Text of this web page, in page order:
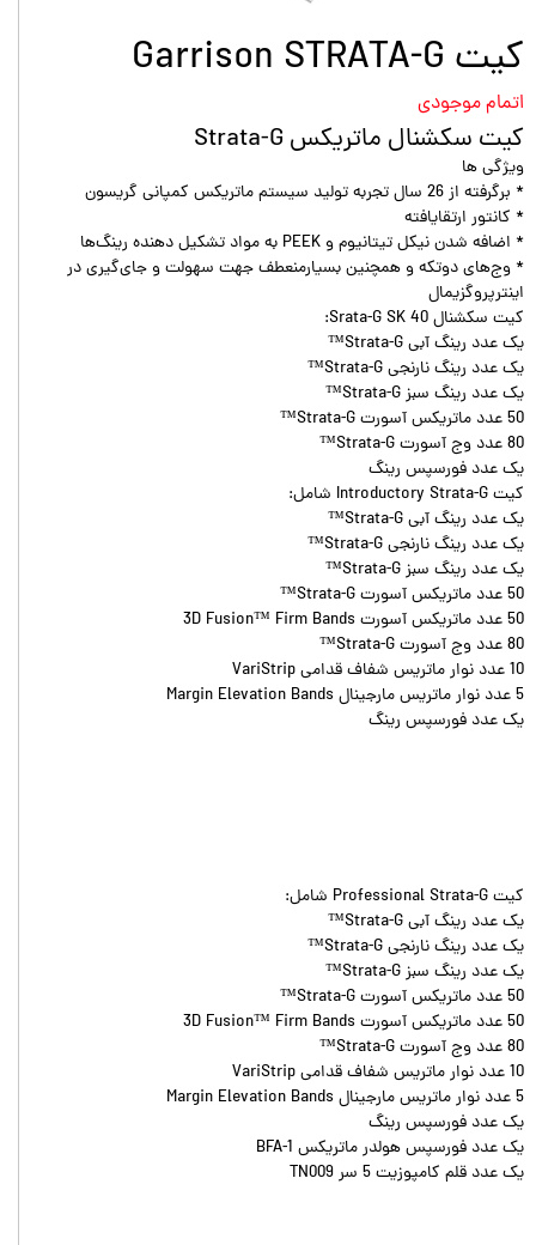
کیت Garrison STRATA-G
اتمام موجودی
کیت سکشنال ماتریکس Strata-G
ویژگی ها
* برگرفته از 26 سال تجربه تولید سیستم ماتریکس کمپانی گریسون
* کانتور ارتقایافته
* اضافه شدن نیکل تیتانیوم و PEEK به مواد تشکیل دهنده رینگ‌ها
* وج‌های دوتکه و همچنین بسیارمنعطف جهت سهولت و جای‌گیری در
اینترپروگزیمال
کیت سکشنال Srata-G SK 40:
یک عدد رینگ آبی Strata-G™
یک عدد رینگ نارنجی Strata-G™
یک عدد رینگ سبز Strata-G™
50 عدد ماتریکس آسورت Strata-G™
80 عدد وج آسورت Strata-G™
یک عدد فورسپس رینگ
کیت Introductory Strata-G شامل:
یک عدد رینگ آبی Strata-G™
یک عدد رینگ نارنجی Strata-G™
یک عدد رینگ سبز Strata-G™
50 عدد ماتریکس آسورت Strata-G™
50 عدد ماتریکس آسورت 3D Fusion™ Firm Bands
80 عدد وج آسورت Strata-G™
10 عدد نوار ماتریس شفاف قدامی VariStrip
5 عدد نوار ماتریس مارجینال Margin Elevation Bands
یک عدد فورسپس رینگ
کیت Professional Strata-G شامل:
یک عدد رینگ آبی Strata-G™
یک عدد رینگ نارنجی Strata-G™
یک عدد رینگ سبز Strata-G™
50 عدد ماتریکس آسورت Strata-G™
50 عدد ماتریکس آسورت 3D Fusion™ Firm Bands
80 عدد وج آسورت Strata-G™
10 عدد نوار ماتریس شفاف قدامی VariStrip
5 عدد نوار ماتریس مارجینال Margin Elevation Bands
یک عدد فورسپس رینگ
یک عدد فورسپس هولدر ماتریکس BFA-1
یک عدد قلم کامپوزیت 5 سر TN009